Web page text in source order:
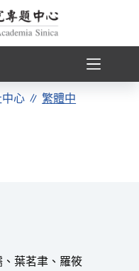
中心 ∥繁體中
葉茗聿、羅筱